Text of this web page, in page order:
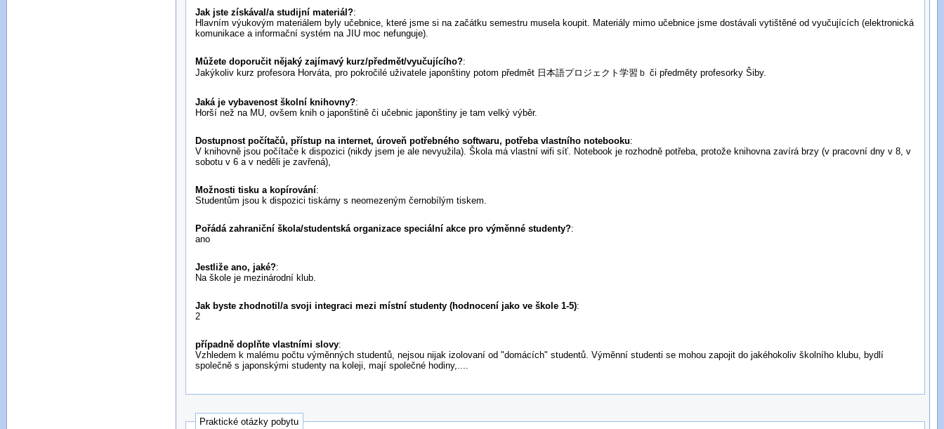
Jak jste získával/a studijní materiál?:
Hlavním výukovým materiálem byly učebnice, které jsme si na začátku semestru musela koupit. Materiály mimo učebnice jsme dostávali vytištěné od vyučujících (elektronická
komunikace a informační systém na JIU moc nefunguje).
Můžete doporučit nějaký zajímavý kurz/předmět/vyučujícího?:
Jakýkoliv kurz profesora Horváta, pro pokročilé uživatele japonštiny potom předmět 日本語プロジェクト学習ｂ či předměty profesorky Šiby.
Jaká je vybavenost školní knihovny?:
Horší než na MU, ovšem knih o japonštině či učebnic japonštiny je tam velký výběr.
Dostupnost počítačů, přístup na internet, úroveň potřebného softwaru, potřeba vlastního notebooku:
V knihovně jsou počítače k dispozici (nikdy jsem je ale nevyužila). Škola má vlastní wifi síť. Notebook je rozhodně potřeba, protože knihovna zavírá brzy (v pracovní dny v 8, v
sobotu v 6 a v neděli je zavřená),
Možnosti tisku a kopírování:
Studentům jsou k dispozici tiskárny s neomezeným černobílým tiskem.
Pořádá zahraniční škola/studentská organizace speciální akce pro výměnné studenty?:
ano
Jestliže ano, jaké?:
Na škole je mezinárodní klub.
Jak byste zhodnotil/a svoji integraci mezi místní studenty (hodnocení jako ve škole 1-5):
2
případně doplňte vlastními slovy:
Vzhledem k malému počtu výměnných studentů, nejsou nijak izolovaní od "domácích" studentů. Výměnní studenti se mohou zapojit do jakéhokoliv školního klubu, bydlí
společně s japonskými studenty na koleji, mají společné hodiny,....
Praktické otázky pobytu